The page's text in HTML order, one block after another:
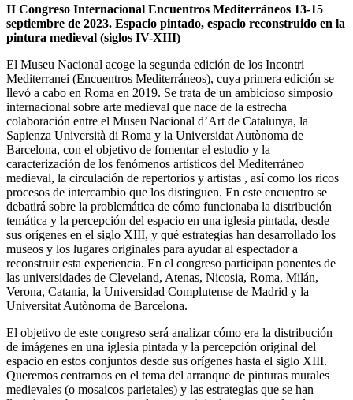
II Congreso Internacional Encuentros Mediterráneos 13-15
septiembre de 2023. Espacio pintado, espacio reconstruido en la
pintura medieval (siglos IV-XIII)
El Museu Nacional acoge la segunda edición de los Incontri
Mediterranei (Encuentros Mediterráneos), cuya primera edición se
llevó a cabo en Roma en 2019. Se trata de un ambicioso simposio
internacional sobre arte medieval que nace de la estrecha
colaboración entre el Museu Nacional d’Art de Catalunya, la
Sapienza Università di Roma y la Universidat Autònoma de
Barcelona, ​​con el objetivo de fomentar el estudio y la
caracterización de los fenómenos artísticos del Mediterráneo
medieval, la circulación de repertorios y artistas , así como los ricos
procesos de intercambio que los distinguen. En este encuentro se
debatirá sobre la problemática de cómo funcionaba la distribución
temática y la percepción del espacio en una iglesia pintada, desde
sus orígenes en el siglo XIII, y qué estrategias han desarrollado los
museos y los lugares originales para ayudar al espectador a
reconstruir esta experiencia. En el congreso participan ponentes de
las universidades de Cleveland, Atenas, Nicosia, Roma, Milán,
Verona, Catania, la Universidad Complutense de Madrid y la
Universitat Autònoma de Barcelona.
El objetivo de este congreso será analizar cómo era la distribución
de imágenes en una iglesia pintada y la percepción original del
espacio en estos conjuntos desde sus orígenes hasta el siglo XIII.
Queremos centrarnos en el tema del arranque de pinturas murales
medievales (o mosaicos parietales) y las estrategias que se han